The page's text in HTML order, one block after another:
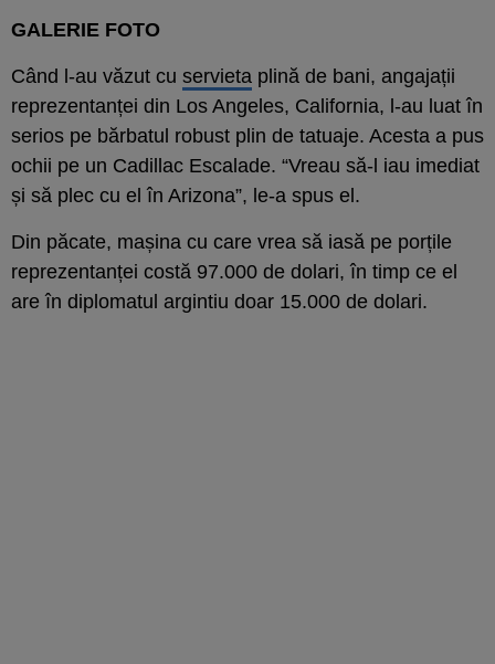
GALERIE FOTO
Când l-au văzut cu servieta plină de bani, angajații
reprezentanței din Los Angeles, California, l-au luat în
serios pe bărbatul robust plin de tatuaje. Acesta a pus
ochii pe un Cadillac Escalade. “Vreau să-l iau imediat
și să plec cu el în Arizona”, le-a spus el.
Din păcate, mașina cu care vrea să iasă pe porțile
reprezentanței costă 97.000 de dolari, în timp ce el
are în diplomatul argintiu doar 15.000 de dolari.